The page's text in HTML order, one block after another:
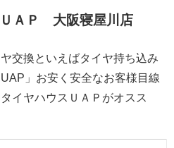
ＡＰ 大阪寝屋川店
交換といえばタイヤ持ち込み
」お安く安全なお客様目線
イヤハウスＵＡＰがオスス